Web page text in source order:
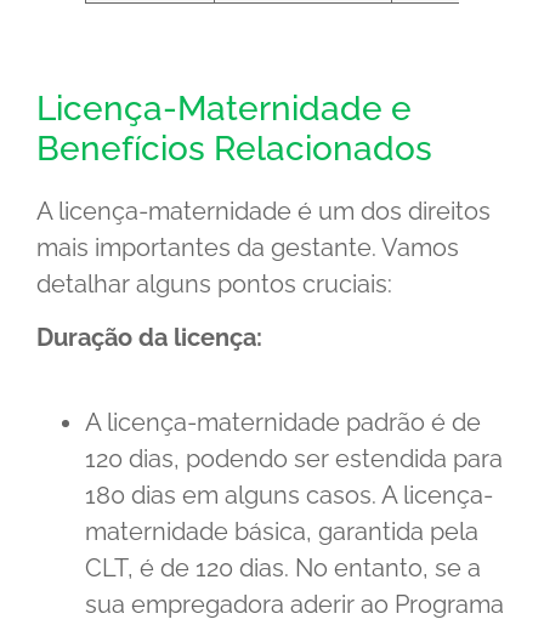
Licença-Maternidade e
Benefícios Relacionados
A licença-maternidade é um dos direitos
mais importantes da gestante. Vamos
detalhar alguns pontos cruciais:
Duração da licença:
A licença-maternidade padrão é de
120 dias, podendo ser estendida para
180 dias em alguns casos. A licença-
maternidade básica, garantida pela
CLT, é de 120 dias. No entanto, se a
sua empregadora aderir ao Programa